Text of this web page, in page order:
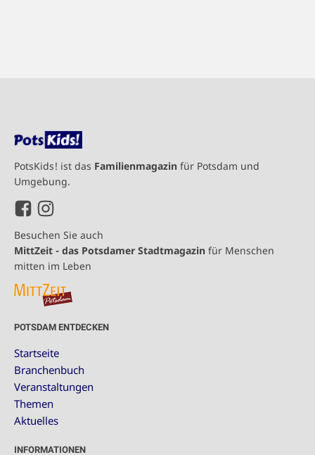
PotsKids! ist das Familienmagazin für Potsdam und
Umgebung.
Besuchen Sie auch
MittZeit - das Potsdamer Stadtmagazin für Menschen
mitten im Leben
POTSDAM ENTDECKEN
Startseite
Branchenbuch
Veranstaltungen
Themen
Aktuelles
INFORMATIONEN